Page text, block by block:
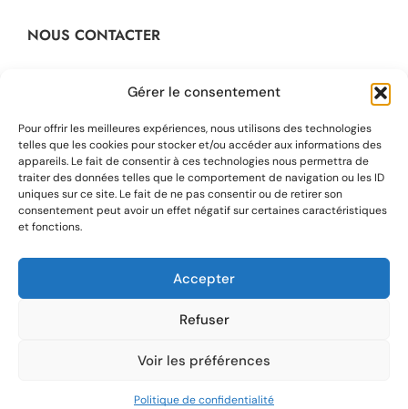
Gérer le consentement
Pour offrir les meilleures expériences, nous utilisons des technologies
telles que les cookies pour stocker et/ou accéder aux informations des
appareils. Le fait de consentir à ces technologies nous permettra de
traiter des données telles que le comportement de navigation ou les ID
uniques sur ce site. Le fait de ne pas consentir ou de retirer son
consentement peut avoir un effet négatif sur certaines caractéristiques
et fonctions.
Accepter
Refuser
Voir les préférences
Politique de confidentialité
NOUS CONTACTER
48 rue Barbaroux
13001 Marseille, France
MYSELF
Shop Wishlist Sign in